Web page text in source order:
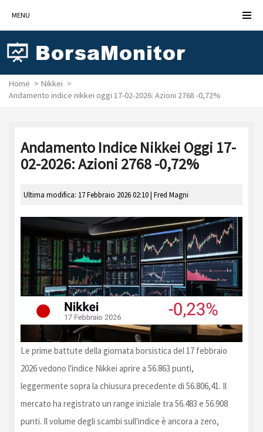
MENU
Home
Nikkei
Andamento indice nikkei oggi 17-02-2026: Azioni 2768 -0,72%
Andamento Indice Nikkei Oggi 17-
02-2026: Azioni 2768 -0,72%
Ultima modifica: 17 Febbraio 2026 02:10 | Fred Magni
Le prime battute della giornata borsistica del 17 febbraio
2026 vedono l'indice Nikkei aprire a 56.863 punti,
leggermente sopra la chiusura precedente di 56.806,41. Il
mercato ha registrato un range iniziale tra 56.483 e 56.908
punti. Il volume degli scambi sull'indice è ancora a zero,